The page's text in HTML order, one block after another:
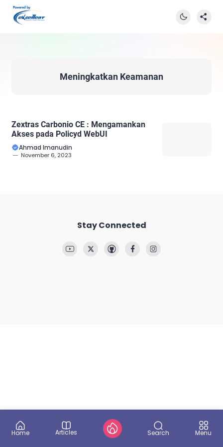
Meningkatkan Keamanan
Zextras Carbonio CE : Mengamankan
Akses pada Policyd WebUI
Ahmad Imanudin
November 6, 2023
Stay Connected
Home Articles Search Menu